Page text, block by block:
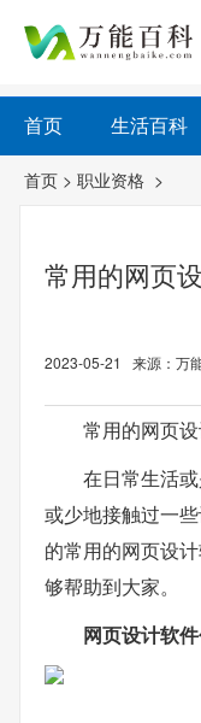
首页 生活百科
首页 > 职业资格 >
常用的网页
2023-05-21 来源：万
常用的网页
在日常生活
或少地接触过一
的常用的网页设
够帮助到大家。
网页设计软件